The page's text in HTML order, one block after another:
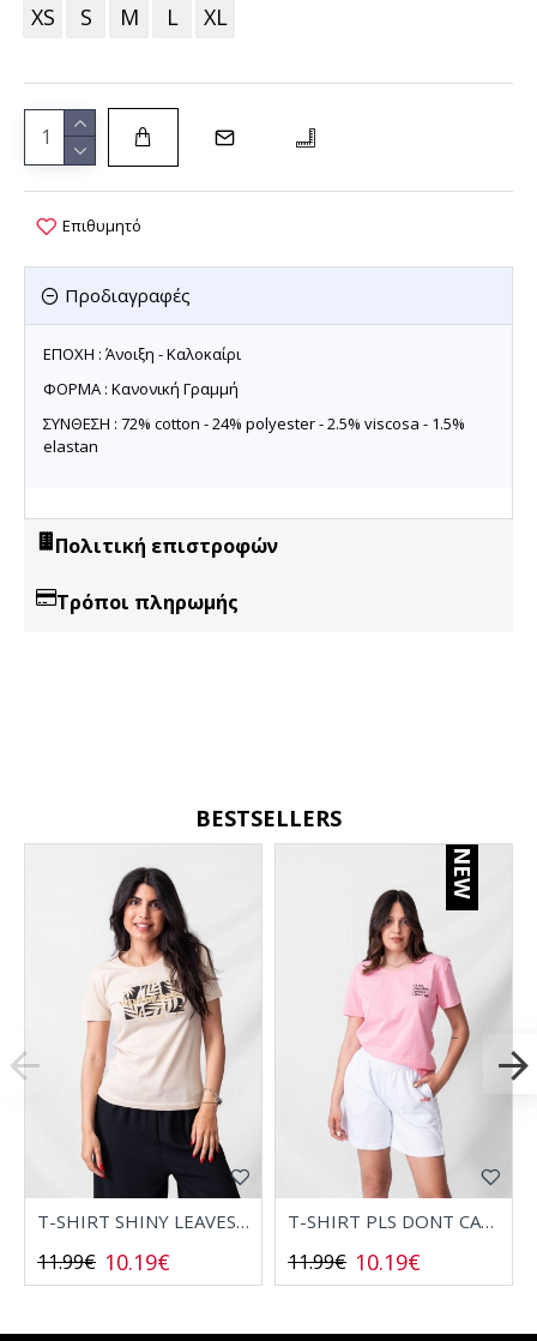
XS S M L XL
Επιθυμητό
Πολιτική επιστροφών
Τρόποι πληρωμής
Προδιαγραφές
ΕΠΟΧΗ : Άνοιξη - Καλοκαίρι
ΦΟΡΜΑ : Κανονική Γραμμή
ΣΥΝΘΕΣΗ : 72% cotton - 24% polyester - 2.5% viscosa - 1.5%
elastan
BESTSELLERS
T-SHIRT SHINY LEAVES 2532006
10.19€
11.99€
NEW
T-SHIRT PLS DONT CALL 2532008
10.19€
11.99€